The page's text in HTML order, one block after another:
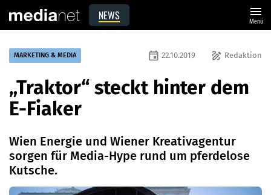
NEWS menu
Menü
MARKETING & MEDIA draw Redaktion
event 22.10.2019
„Traktor“ steckt hinter dem
E-Fiaker
Wien Energie und Wiener Kreativagentur
sorgen für Media-Hype rund um pferdelose
Kutsche.